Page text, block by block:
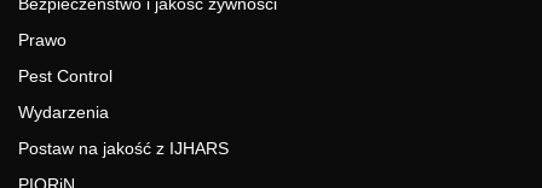
Bezpieczeństwo i jakość żywności
Prawo
Pest Control
Wydarzenia
Postaw na jakość z IJHARS